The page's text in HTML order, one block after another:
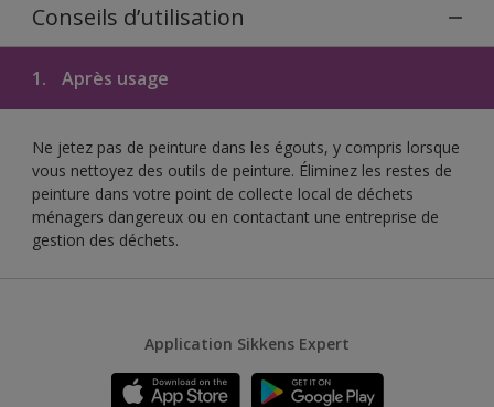
Conseils d’utilisation
1. Après usage
Ne jetez pas de peinture dans les égouts, y compris lorsque
vous nettoyez des outils de peinture. Éliminez les restes de
peinture dans votre point de collecte local de déchets
ménagers dangereux ou en contactant une entreprise de
gestion des déchets.
Application Sikkens Expert